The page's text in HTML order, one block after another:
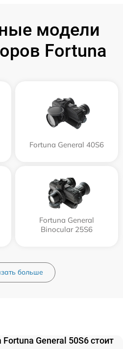
модели
Fortuna
Fortuna General 40S6
Fortuna General
Binocular 25S6
больше
General 50S6 стоит